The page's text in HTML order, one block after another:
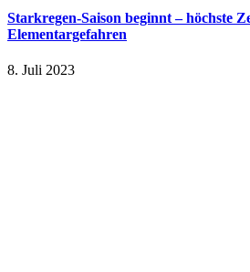
Starkregen-Saison beginnt – höchste
Elementargefahren
8. Juli 2023